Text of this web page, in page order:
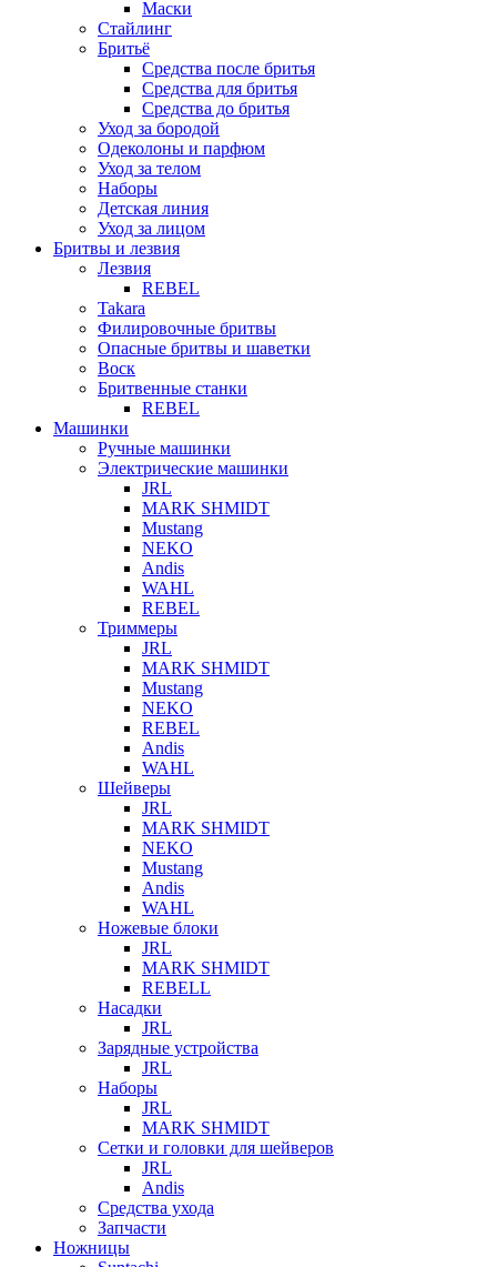
Стайлинг
Бритьё
Средства после бритья
Средства для бритья
Средства до бритья
Уход за бородой
Одеколоны и парфюм
Уход за телом
Наборы
Детская линия
Уход за лицом
Бритвы и лезвия
Лезвия
REBEL
Takara
Филировочные бритвы
Опасные бритвы и шаветки
Воск
Бритвенные станки
REBEL
Машинки
Ручные машинки
Электрические машинки
JRL
MARK SHMIDT
Mustang
NEKO
Andis
WAHL
REBEL
Триммеры
JRL
MARK SHMIDT
Mustang
NEKO
REBEL
Andis
WAHL
Шейверы
JRL
MARK SHMIDT
NEKO
Mustang
Andis
WAHL
Ножевые блоки
JRL
MARK SHMIDT
REBELL
Насадки
JRL
Зарядные устройства
JRL
Наборы
JRL
MARK SHMIDT
Сетки и головки для шейверов
JRL
Andis
Средства ухода
Запчасти
Ножницы
Suntachi